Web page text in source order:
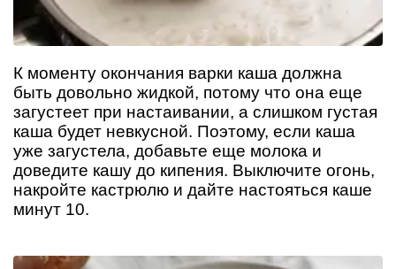
К моменту окончания варки каша должна
быть довольно жидкой, потому что она еще
загустеет при настаивании, а слишком густая
каша будет невкусной. Поэтому, если каша
уже загустела, добавьте еще молока и
доведите кашу до кипения. Выключите огонь,
накройте кастрюлю и дайте настояться каше
минут 10.